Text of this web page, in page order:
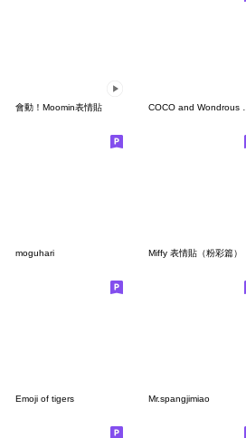
會動！Moomin表情貼
moguhari Miffy 表情貼（粉彩篇）
Emoji of tigers Mr.spangjimiao